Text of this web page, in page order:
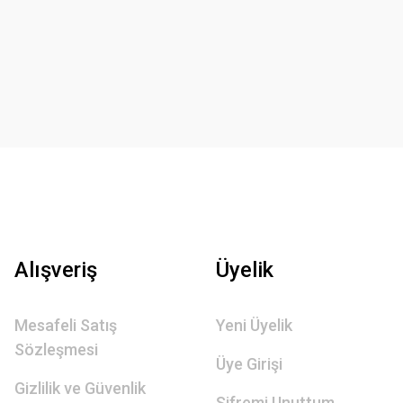
Alışveriş
Mesafeli Satış
Sözleşmesi
Gizlilik ve Güvenlik
Üyelik
Yeni Üyelik
Üye Girişi